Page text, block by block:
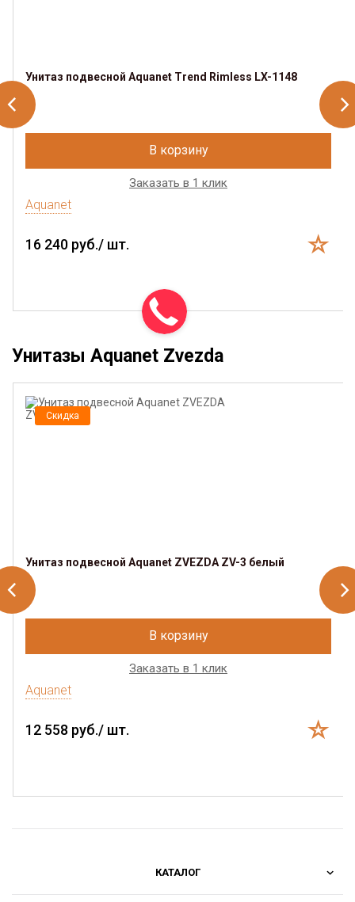
Унитаз подвесной Aquanet Trend Rimless LX-1148
В корзину
Заказать в 1 клик
Aquanet
16 240 руб./ шт.
Унитазы Aquanet Zvezda
Скидка
Унитаз подвесной Aquanet ZVEZDA ZV-3 белый
В корзину
Заказать в 1 клик
Aquanet
12 558 руб./ шт.
КАТАЛОГ